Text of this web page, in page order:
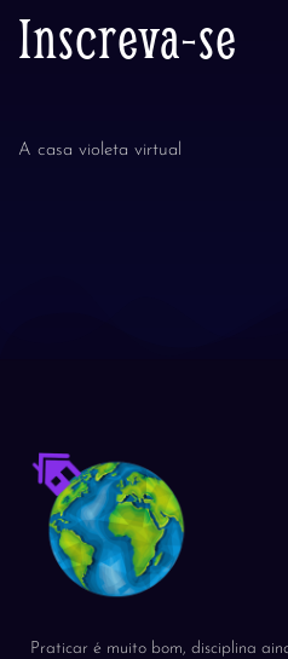
Inscreva-se
A casa violeta virtual
Praticar é muito bom, disciplina